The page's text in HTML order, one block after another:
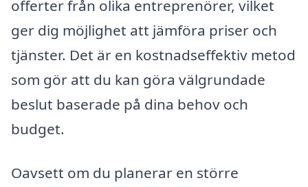
offerter från olika entreprenörer, vilket
ger dig möjlighet att jämföra priser och
tjänster. Det är en kostnadseffektiv metod
som gör att du kan göra välgrundade
beslut baserade på dina behov och
budget.
Oavsett om du planerar en större